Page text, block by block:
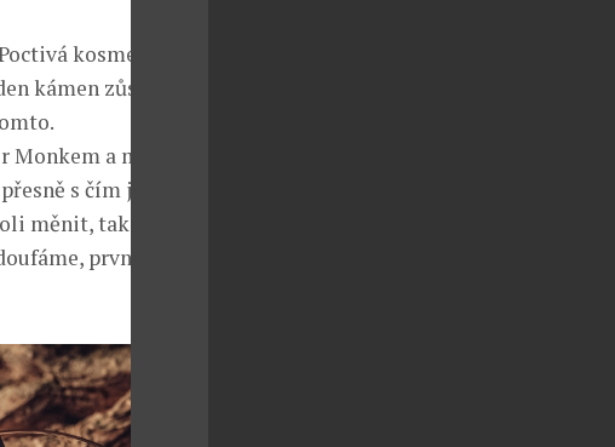
kosmetika
kámen zůstal.
a musím
s čím jsme do
měnit, tak to
první